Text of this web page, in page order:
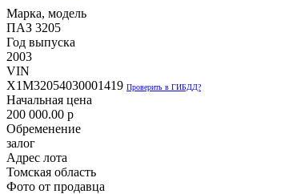
Марка, модель
ПАЗ 3205
Год выпуска
2003
VIN
X1M32054030001419 Проверить в ГИБДД?
Начальная цена
200 000.00 p
Обременение
залог
Адрес лота
Томская область
Фото от продавца